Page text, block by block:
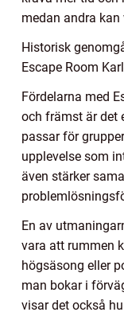
medan andra
Historisk
Escape Room
Fördelarna med
och främst är det
passar för
upplevelse som
även stärker
En av
vara att rummen
högsäsong eller
man bokar i
visar det också